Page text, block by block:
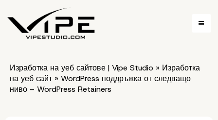
Изработка на уеб сайтове | Vipe Studio » Изработка
на уеб сайт » WordPress поддръжка от следващо
ниво – WordPress Retainers